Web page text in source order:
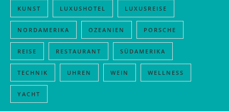
KUNST LUXUSHOTEL LUXUSREISE
NORDAMERIKA OZEANIEN PORSCHE
REISE RESTAURANT SÜDAMERIKA
TECHNIK UHREN WEIN WELLNESS
YACHT